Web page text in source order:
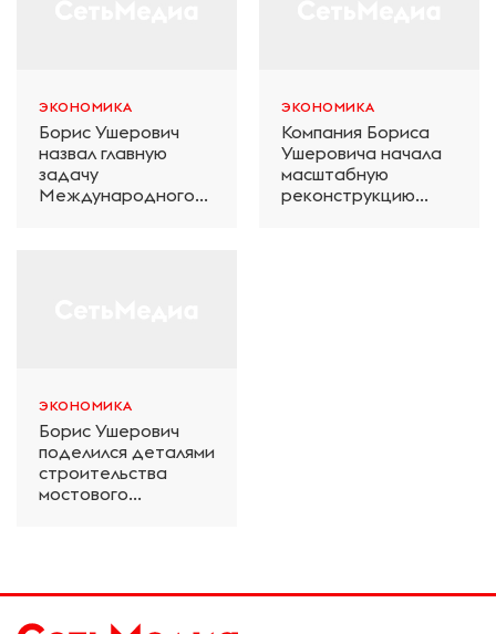
ЭКОНОМИКА
Борис Ушерович
назвал главную
задачу
Международного
ЭКОНОМИКА
Компания Бориса
Ушеровича начала
масштабную
реконструкцию
ЭКОНОМИКА
Борис Ушерович
поделился деталями
строительства
мостового